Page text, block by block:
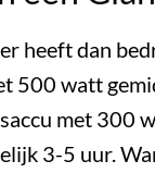
heeft dan
500 watt
met 300
3-5 uur.